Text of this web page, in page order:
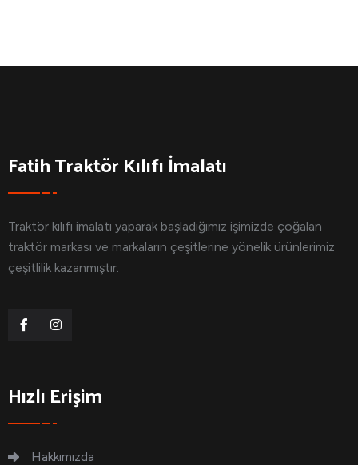
Fatih Traktör Kılıfı İmalatı
Traktör kılıfı imalatı yaparak başladığımız işimizde çoğalan
traktör markası ve markaların çeşitlerine yönelik ürünlerimiz
çeşitlilik kazanmıştır.
Hızlı Erişim
Hakkımızda